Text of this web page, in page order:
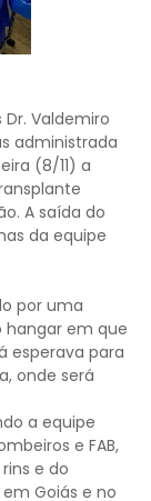
Valdemiro
administrada
(8/11) a
A saída do
da equipe
por uma
hangar em que
esperava para
onde será
a equipe
e FAB,
e do
Goiás e no